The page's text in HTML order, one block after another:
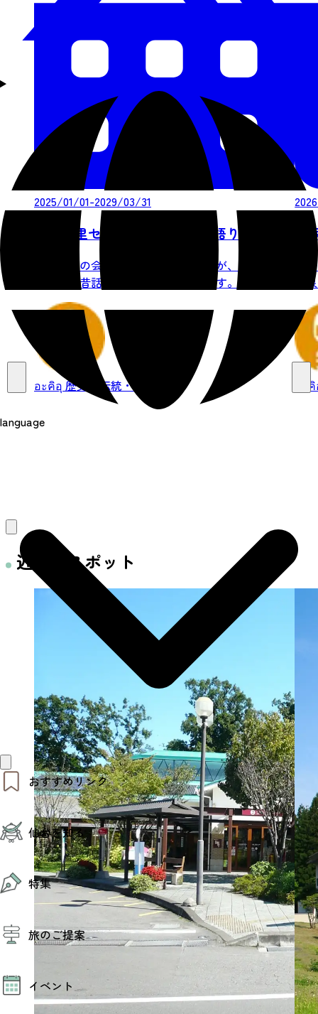
language
おすすめリンク
仙台夜時間
モデルコース
エリアガイド
お知らせ
お得なチケット
仙台を知る
仙台の魅力
エリアガイド
復興に向けて
仙台観光PR動画ライブラリー
仙台から行く東北周遊旅
伝統的工芸品
特集
夜時間トピックス
旅のご提案
モデルコース
AIおまかせコース
オリジナルプラン
イベント
2025/01/01-2029/03/31
秋保・里センター 秋保の民話語り
秋保語りの会のメンバーのみなさんが、方言を交
えながら昔話を披露してくださいます。
อะคิอุ 歴史・伝統・文化
「
温
อะ
近くのスポット